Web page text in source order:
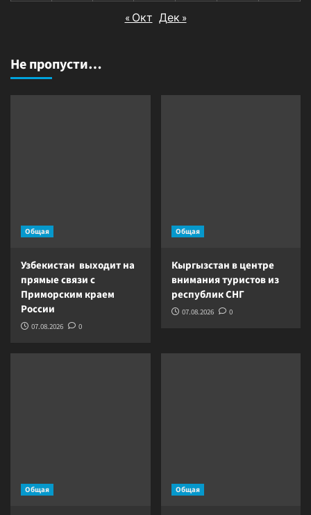
« Окт Дек »
Не пропусти…
Общая
Узбекистан выходит на
прямые связи с
Приморским краем
России
07.08.2026 0
Общая
Кыргызстан в центре
внимания туристов из
республик СНГ
07.08.2026 0
Общая Общая